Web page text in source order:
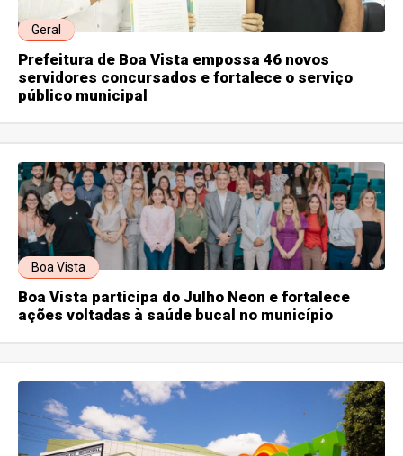
Geral
Prefeitura de Boa Vista empossa 46 novos
servidores concursados e fortalece o serviço
público municipal
Boa Vista
Boa Vista participa do Julho Neon e fortalece
ações voltadas à saúde bucal no município